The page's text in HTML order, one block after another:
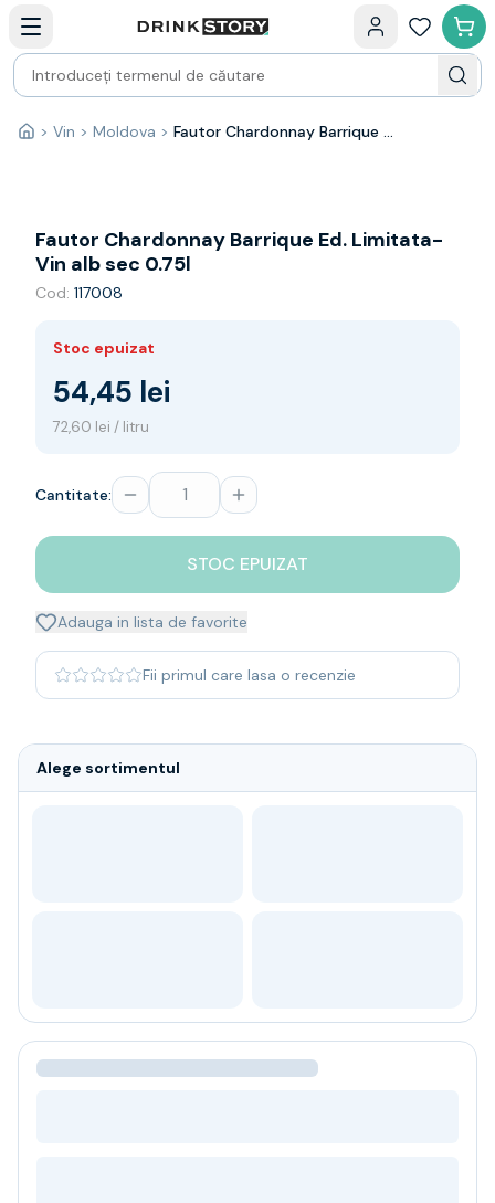
Bauturi fine — selectie
Produse Noi
Cosuri cadou
Pachete & Cadouri
Vin
Franta
Spania
Africa de Sud
Germania
Noua Zeelanda
Spumante
Sampanie
Single malt
Japanese
Bourbon
Blanded Japanese
Canadian
Rom
Vodka
Ceai
Bacanie
BLACK FRIDAY
Acasă
> Vin > Moldova > Fautor Chardonnay Barrique Ed. Limitata- Vin alb sec 0.75l
Fautor Chardonnay Barrique Ed. Limitata-
Vin alb sec 0.75l
Cod: 117008
Stoc epuizat
54,45 lei
72,60 lei / litru
Cantitate:
STOC EPUIZAT
Adauga in lista de favorite
Fii primul care lasa o recenzie
Alege sortimentul